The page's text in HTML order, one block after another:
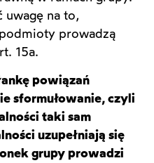
uwagę na to,
prowadzą
15a.
powiązań
sformułowanie, czyli
taki sam
uzupełniają się
grupy prowadzi